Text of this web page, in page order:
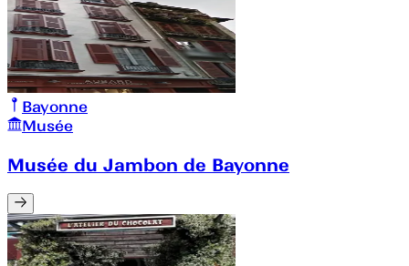
Bayonne
Musée
Musée du Jambon de Bayonne